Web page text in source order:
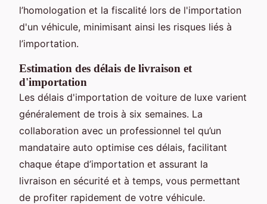
l’homologation et la fiscalité lors de l'importation
d'un véhicule, minimisant ainsi les risques liés à
l’importation.
Estimation des délais de livraison et
d'importation
Les délais d'importation de voiture de luxe varient
généralement de trois à six semaines. La
collaboration avec un professionnel tel qu’un
mandataire auto optimise ces délais, facilitant
chaque étape d’importation et assurant la
livraison en sécurité et à temps, vous permettant
de profiter rapidement de votre véhicule.